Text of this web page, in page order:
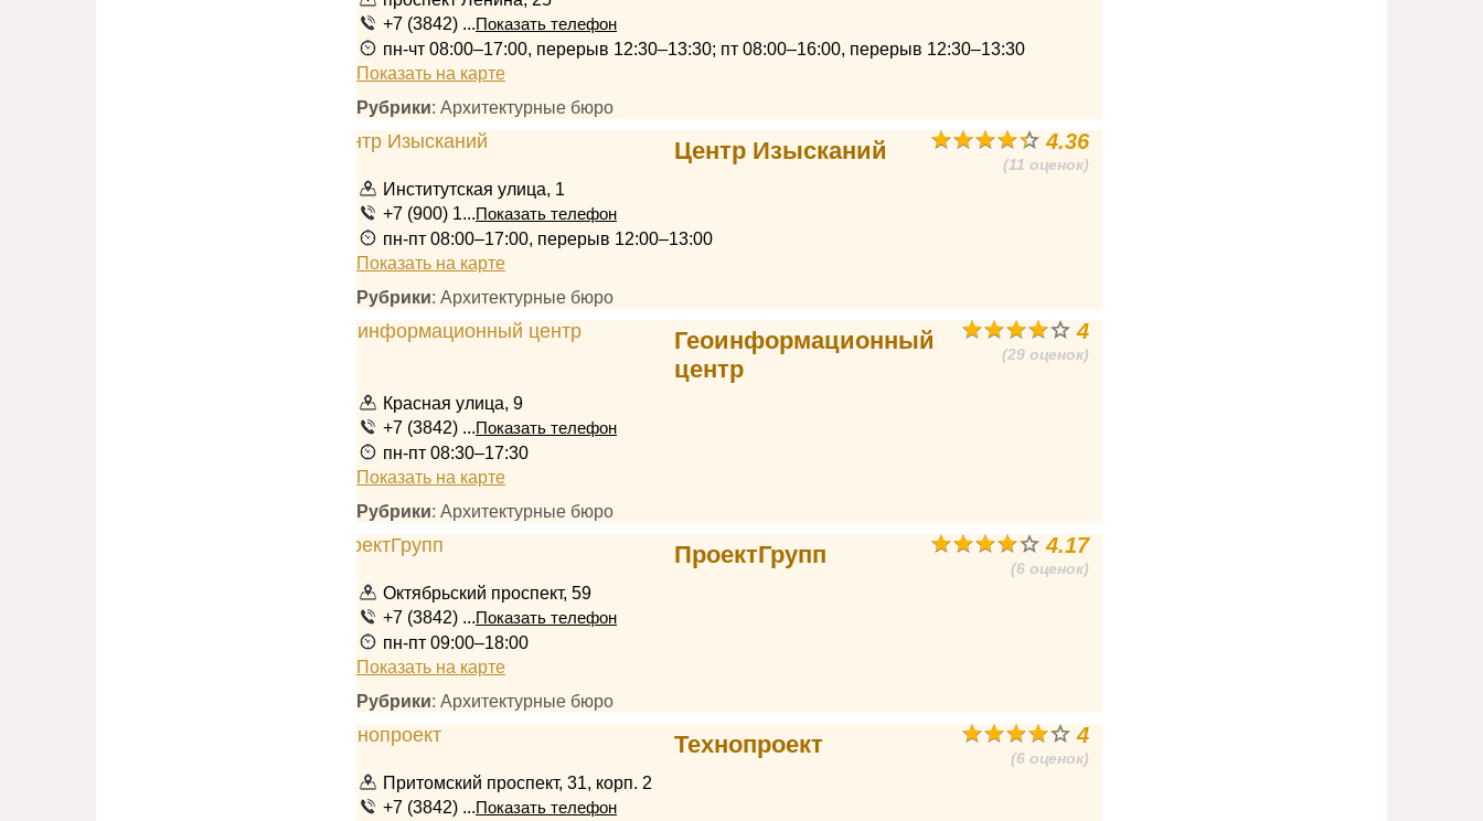
+7 (3842) ...Показать телефон
пн-чт 08:00–17:00, перерыв 12:30–13:30; пт 08:00–16:00, перерыв 12:30–13:30
Показать на карте
Рубрики: Архитектурные бюро
4.36
(11 оценок)
Центр Изысканий
Институтская улица, 1
+7 (900) 1...Показать телефон
пн-пт 08:00–17:00, перерыв 12:00–13:00
Показать на карте
Рубрики: Архитектурные бюро
4
(29 оценок)
Геоинформационный
центр
Красная улица, 9
+7 (3842) ...Показать телефон
пн-пт 08:30–17:30
Показать на карте
Рубрики: Архитектурные бюро
4.17
(6 оценок)
ПроектГрупп
Октябрьский проспект, 59
+7 (3842) ...Показать телефон
пн-пт 09:00–18:00
Показать на карте
Рубрики: Архитектурные бюро
4
(6 оценок)
Технопроект
Притомский проспект, 31, корп. 2
+7 (3842) ...Показать телефон